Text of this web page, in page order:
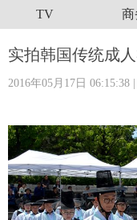
时尚 思
港澳
科技
图片
旅游
金融
TV
商
实拍韩国传统成
2016年05月17日 06:15:38